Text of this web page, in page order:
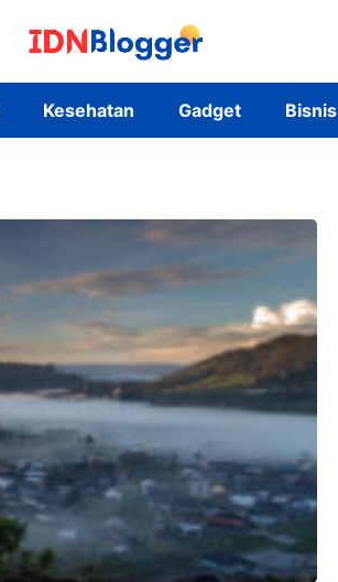
Kesehatan Gadget Bisnis